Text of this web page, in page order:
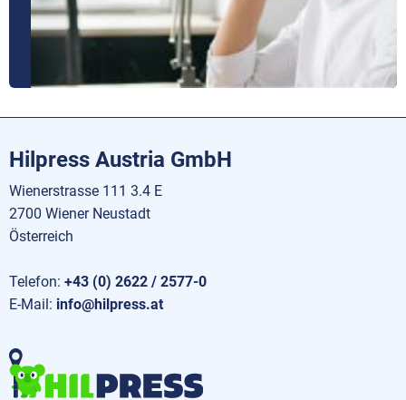
Hilpress Austria GmbH
Wienerstrasse 111 3.4 E
2700 Wiener Neustadt
Österreich
Telefon: +43 (0) 2622 / 2577-0
E-Mail: info@hilpress.at